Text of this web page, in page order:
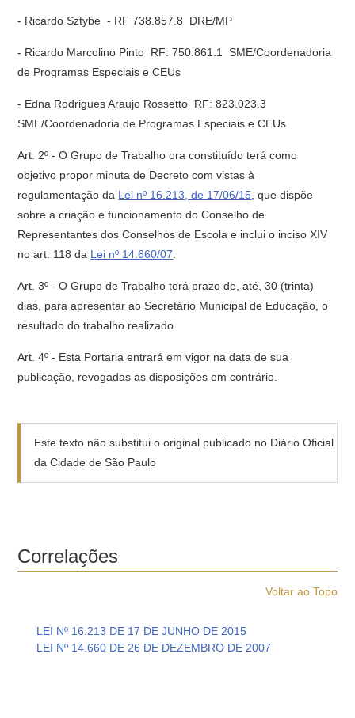
- Ricardo Sztybe - RF 738.857.8  DRE/MP
- Ricardo Marcolino Pinto  RF: 750.861.1  SME/Coordenadoria
de Programas Especiais e CEUs
- Edna Rodrigues Araujo Rossetto  RF: 823.023.3 
SME/Coordenadoria de Programas Especiais e CEUs
Art. 2º - O Grupo de Trabalho ora constituído terá como
objetivo propor minuta de Decreto com vistas à
regulamentação da Lei nº 16.213, de 17/06/15 , que dispõe
sobre a criação e funcionamento do Conselho de
Representantes dos Conselhos de Escola e inclui o inciso XIV
no art. 118 da Lei nº 14.660/07
Art. 3º - O Grupo de Trabalho terá prazo de, até, 30 (trinta)
dias, para apresentar ao Secretário Municipal de Educação, o
resultado do trabalho realizado.
Art. 4º - Esta Portaria entrará em vigor na data de sua
publicação, revogadas as disposições em contrário.
Este texto não substitui o original publicado no Diário Oficial
da Cidade de São Paulo
Correlações
Voltar ao Topo
LEI Nº 16.213 DE 17 DE JUNHO DE 2015
LEI Nº 14.660 DE 26 DE DEZEMBRO DE 2007